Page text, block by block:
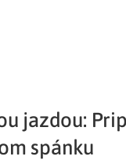
Liečba v zahraničí
jazdou:
spánku